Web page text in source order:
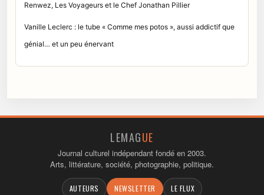
Renwez, Les Voyageurs et le Chef Jonathan Pillier
Vanille Leclerc : le tube « Comme mes potos », aussi addictif que
génial… et un peu énervant
LEMAGUE
Journal culturel indépendant fondé en 2003.
Arts, littérature, société, photographie, politique.
AUTEURS NEWSLETTER LE FLUX